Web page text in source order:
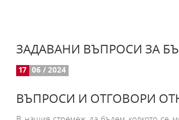
ЗАДАВАНИ ВЪПРОСИ ЗА
17 06 / 2024
ВЪПРОСИ И ОТГОВОРИ